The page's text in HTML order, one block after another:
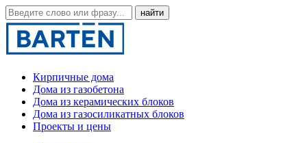
Кирпичные дома
Дома из газобетона
Дома из керамических блоков
Дома из газосиликатных блоков
Проекты и цены